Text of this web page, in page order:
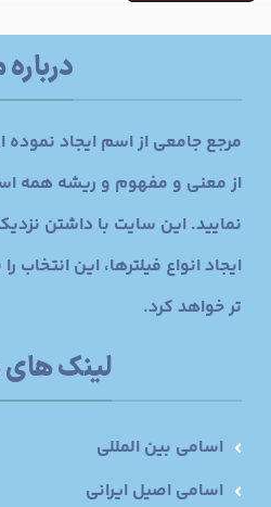
درباره
مرجع جامعی از اسم ایجاد نموده
از معنی و مفهوم و ریشه همه
ایجاد انواع فیلترها، این انتخاب
تر خواهد کرد.
لینک
اسامی بین المللی
اسامی اصیل ایرانی